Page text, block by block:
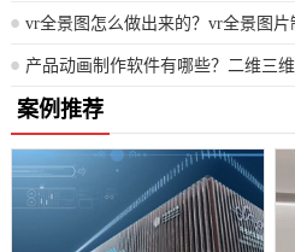
vr全景图怎么做出来的？vr全景图片
产品动画制作软件有哪些？二维三
案例推荐